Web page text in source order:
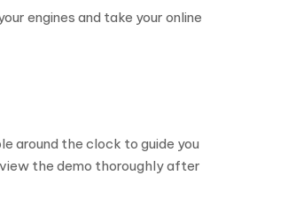
engines and take your online
around the clock to guide you
the demo thoroughly after